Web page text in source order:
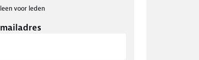
voor leden